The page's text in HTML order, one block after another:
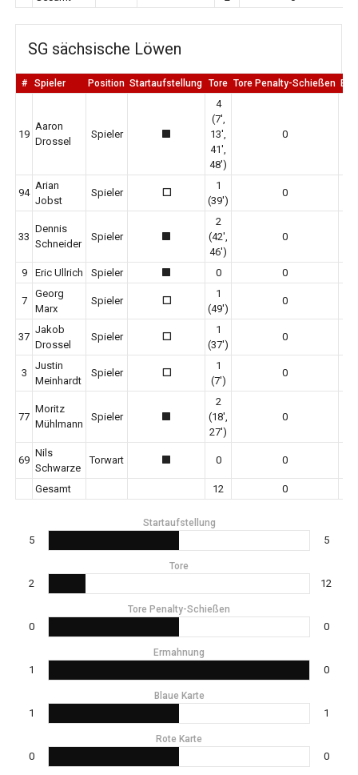
SG sächsische Löwen
# Spieler Position Startaufstellung Tore Tore Penalty-Schießen
19
Aaron
Drossel
Spieler 1
4
(7',
13',
41',
48')
0
94
Arian
Jobst
Spieler 0
1
(39')
0
33
Dennis
Schneider
Spieler 1
2
(42',
46')
0
9 Eric Ullrich Spieler 1 0 0
7
Georg
Marx
Spieler 0
1
(49')
0
37
Jakob
Drossel
Spieler 0
1
(37')
0
3
Justin
Meinhardt
Spieler 0
1
(7')
0
77
Moritz
Mühlmann
Spieler 1
2
(18',
27')
0
69
Nils
Schwarze
Torwart 1 0 0
Gesamt 12 0
Startaufstellung
5 5
Tore
2 12
Tore Penalty-Schießen
0 0
Ermahnung
1 0
Blaue Karte
1 1
Rote Karte
0 0